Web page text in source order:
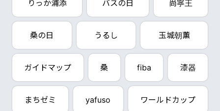
りっか浦添 バスの日 尚寧王
桑の日 うるし 玉城朝薫
ガイドマップ 桑 fiba 漆器
まちゼミ yafuso ワールドカップ